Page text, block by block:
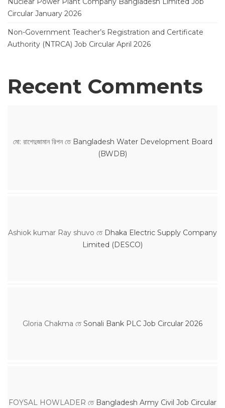
Circular January 2026
Non-Government Teacher’s Registration and Certificate
Authority (NTRCA) Job Circular April 2026
Recent Comments
মো: রাশেদুজামান রিপনতে Bangladesh Water Development Board
(BWDB)
Ashiok kumar Ray shuvo তে Dhaka Electric Supply Company
Limited (DESCO)
Gloria Chakma তেSonali Bank PLC Job Circular 2026
FOYSAL HOWLADER তে Bangladesh Army Civil Job Circular